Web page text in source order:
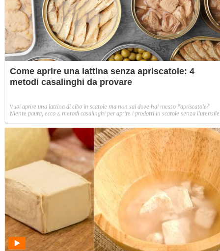
Come aprire una lattina senza apriscatole: 4
metodi casalinghi da provare
Vuoi aprire una lattina di cibo in scatole ma non sai dove hai messo l'apriscatole?
Niente paura, ecco 4 metodi casalinghi per aprire i prodotti in scatole senza l'utensile